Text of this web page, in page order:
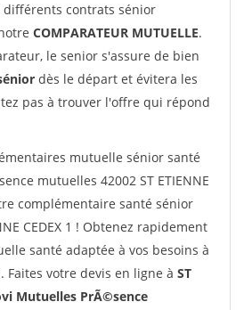
différents contrats sénior
COMPARATEUR MUTUELLE.
le senior s'assure de bien
dès le départ et évitera les
pas à trouver l'offre qui répond
mutuelle sénior santé
mutuelles 42002 ST ETIENNE
complémentaire santé sénior
CEDEX 1 ! Obtenez rapidement
santé adaptée à vos besoins à
. Faites votre devis en ligne à ST
Mutuelles PrÃ©sence